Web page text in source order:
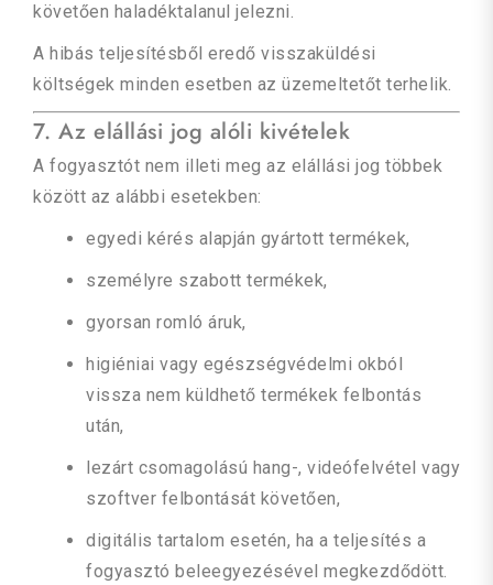
követően haladéktalanul jelezni.
A hibás teljesítésből eredő visszaküldési
költségek minden esetben az üzemeltetőt terhelik.
7. Az elállási jog alóli kivételek
A fogyasztót nem illeti meg az elállási jog többek
között az alábbi esetekben:
egyedi kérés alapján gyártott termékek,
személyre szabott termékek,
gyorsan romló áruk,
higiéniai vagy egészségvédelmi okból
vissza nem küldhető termékek felbontás
után,
lezárt csomagolású hang-, videófelvétel vagy
szoftver felbontását követően,
digitális tartalom esetén, ha a teljesítés a
fogyasztó beleegyezésével megkezdődött.